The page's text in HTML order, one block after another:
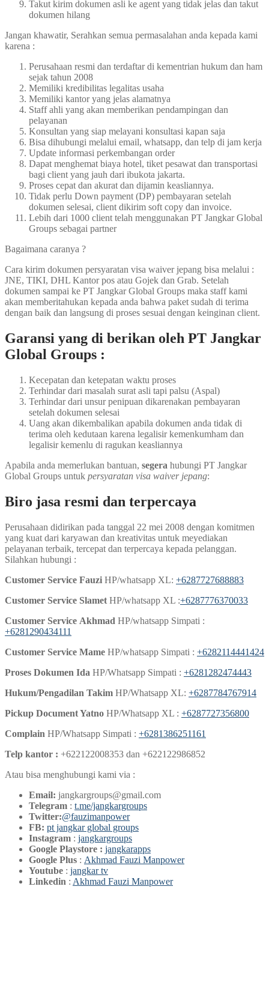
Takut kirim dokumen asli ke agent yang tidak jelas dan takut
dokumen hilang
Jangan khawatir, Serahkan semua permasalahan anda kepada kami
karena :
Perusahaan resmi dan terdaftar di kementrian hukum dan ham
sejak tahun 2008
Memiliki kredibilitas legalitas usaha
Memiliki kantor yang jelas alamatnya
Staff ahli yang akan memberikan pendampingan dan
pelayanan
Konsultan yang siap melayani konsultasi kapan saja
Bisa dihubungi melalui email, whatsapp, dan telp di jam kerja
Update informasi perkembangan order
Dapat menghemat biaya hotel, tiket pesawat dan transportasi
bagi client yang jauh dari ibukota jakarta.
Proses cepat dan akurat dan dijamin keasliannya.
Tidak perlu Down payment (DP) pembayaran setelah
dokumen selesai, client dikirim soft copy dan invoice.
Lebih dari 1000 client telah menggunakan PT Jangkar Global
Groups sebagai partner
Bagaimana caranya ?
Cara kirim dokumen persyaratan visa waiver jepang bisa melalui :
JNE, TIKI, DHL Kantor pos atau Gojek dan Grab. Setelah
dokumen sampai ke PT Jangkar Global Groups maka staff kami
akan memberitahukan kepada anda bahwa paket sudah di terima
dengan baik dan langsung di proses sesuai dengan keinginan client.
Garansi yang di berikan oleh PT Jangkar
Global Groups :
Kecepatan dan ketepatan waktu proses
Terhindar dari masalah surat asli tapi palsu (Aspal)
Terhindar dari unsur penipuan dikarenakan pembayaran
setelah dokumen selesai
Uang akan dikembalikan apabila dokumen anda tidak di
terima oleh kedutaan karena legalisir kemenkumham dan
legalisir kemenlu di ragukan keasliannya
Apabila anda memerlukan bantuan, segera hubungi PT Jangkar
Global Groups untuk persyaratan visa waiver jepang:
Biro jasa resmi dan terpercaya
Perusahaan didirikan pada tanggal 22 mei 2008 dengan komitmen
yang kuat dari karyawan dan kreativitas untuk meyediakan
pelayanan terbaik, tercepat dan terpercaya kepada pelanggan.
Silahkan hubungi :
Customer Service Fauzi HP/whatsapp XL: +6287727688883
Customer Service Slamet HP/whatsapp XL :+6287776370033
Customer Service Akhmad HP/whatsapp Simpati :
+6281290434111
Customer Service Mame HP/whatsapp Simpati : +6282114441424
Proses Dokumen Ida HP/Whatsapp Simpati : +6281282474443
Hukum/Pengadilan Takim HP/Whatsapp XL: +6287784767914
Pickup Document Yatno HP/Whatsapp XL : +6287727356800
Complain HP/Whatsapp Simpati : +6281386251161
Telp kantor : +622122008353 dan +622122986852
Atau bisa menghubungi kami via :
Email: jangkargroups@gmail.com
Telegram : t.me/jangkargroups
Twitter:@fauzimanpower
FB: pt jangkar global groups
Instagram : jangkargroups
Google Playstore : jangkarapps
Google Plus : Akhmad Fauzi Manpower
Youtube : jangkar tv
Linkedin : Akhmad Fauzi Manpower